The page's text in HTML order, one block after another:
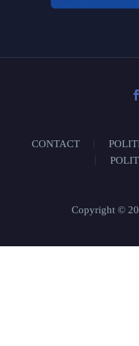
CONTACT
Copyright ©